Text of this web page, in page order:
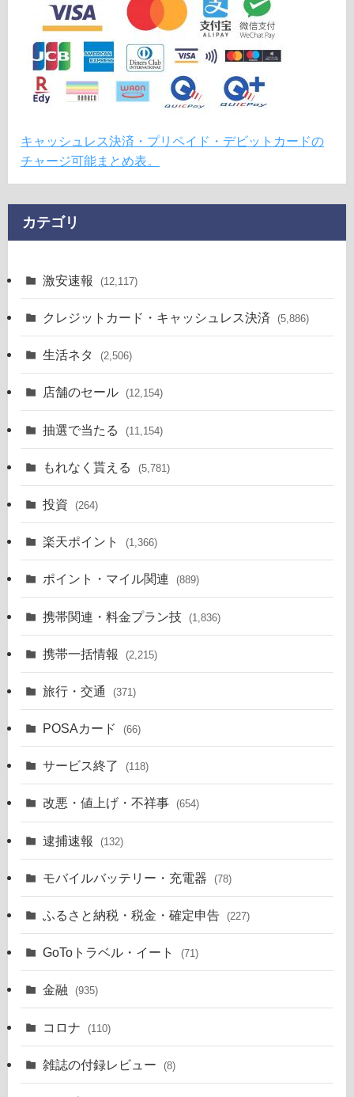
キャッシュレス決済・プリペイド・デビットカードの
チャージ可能まとめ表。
カテゴリ
激安速報 (12,117)
クレジットカード・キャッシュレス決済 (5,886)
生活ネタ (2,506)
店舗のセール (12,154)
抽選で当たる (11,154)
もれなく貰える (5,781)
投資 (264)
楽天ポイント (1,366)
ポイント・マイル関連 (889)
携帯関連・料金プラン技 (1,836)
携帯一括情報 (2,215)
旅行・交通 (371)
POSAカード (66)
サービス終了 (118)
改悪・値上げ・不祥事 (654)
逮捕速報 (132)
モバイルバッテリー・充電器 (78)
ふるさと納税・税金・確定申告 (227)
GoToトラベル・イート (71)
金融 (935)
コロナ (110)
雑誌の付録レビュー (8)